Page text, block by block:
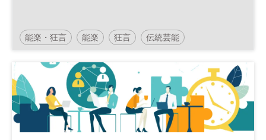
能楽・狂言 能楽 狂言 伝統芸能